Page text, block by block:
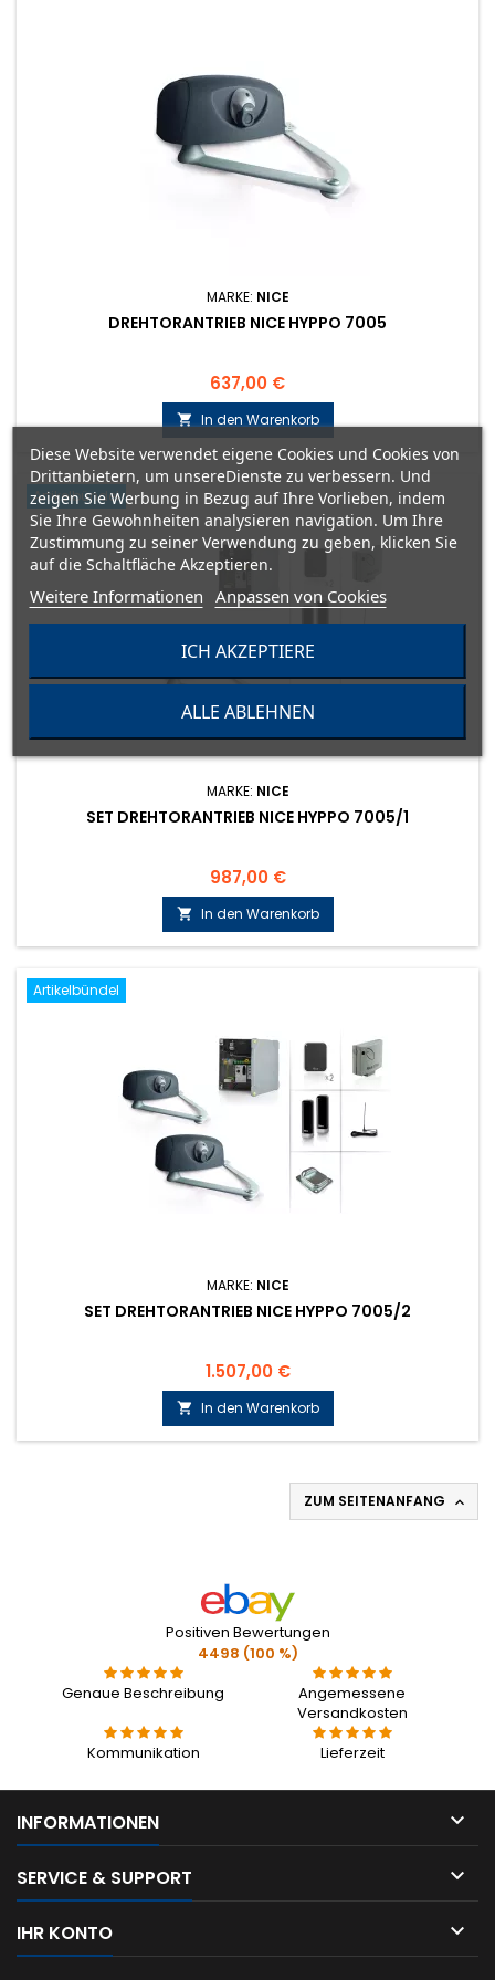
MARKE: NICE
DREHTORANTRIEB NICE HYPPO 7005
Preis
637,00 €
 In den Warenkorb
Artikelbündel
MARKE: NICE
SET DREHTORANTRIEB NICE HYPPO 7005/1
Preis
987,00 €
 In den Warenkorb
Artikelbündel
MARKE: NICE
SET DREHTORANTRIEB NICE HYPPO 7005/2
Preis
1.507,00 €
 In den Warenkorb
ZUM SEITENANFANG 
Positiven Bewertungen
4498 (100 %)
Genaue Beschreibung
Angemessene
Versandkosten
Kommunikation
Lieferzeit
INFORMATIONEN 
SERVICE & SUPPORT 
IHR KONTO 
Diese Website verwendet eigene Cookies und Cookies von
Drittanbietern, um unsereDienste zu verbessern. Und
zeigen Sie Werbung in Bezug auf Ihre Vorlieben, indem
Sie Ihre Gewohnheiten analysieren navigation. Um Ihre
Zustimmung zu seiner Verwendung zu geben, klicken Sie
auf die Schaltfläche Akzeptieren.
Weitere Informationen Anpassen von Cookies
ALLE ABLEHNEN
ICH AKZEPTIERE